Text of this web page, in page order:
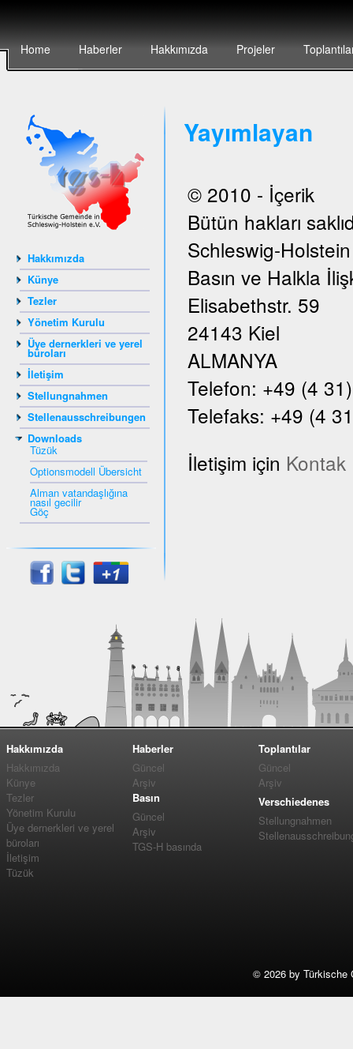
Home Haberler Hakkımızda Projeler
Hakkımızda
Künye
Tezler
Yönetim Kurulu
Üye dernerkleri ve yerel
büroları
İletişim
Stellungnahmen
Stellenausschreibungen
Downloads
Tüzük
Optionsmodell Übersicht
Alman vatandaşlığına
nasıl gecilir
Göç
Yayımlayan
© 2010 - İçerik
Bütün hakları
Schleswig-
Basın ve Halkla
Elisabethstr. 59
24143 Kiel
ALMANYA
Telefon: +49 (4
Telefaks: +49 (4
İletişim için
Hakkımızda
Hakkımızda
Künye
Tezler
Yönetim Kurulu
Üye dernerkleri ve yerel
büroları
İletişim
Tüzük
Haberler
Güncel
Arşiv
Basın
Güncel
Arşiv
TGS-H basında
Toplantılar
Güncel
Arşiv
Verschiedenes
Stellungnahmen
© 2026 by Türkische